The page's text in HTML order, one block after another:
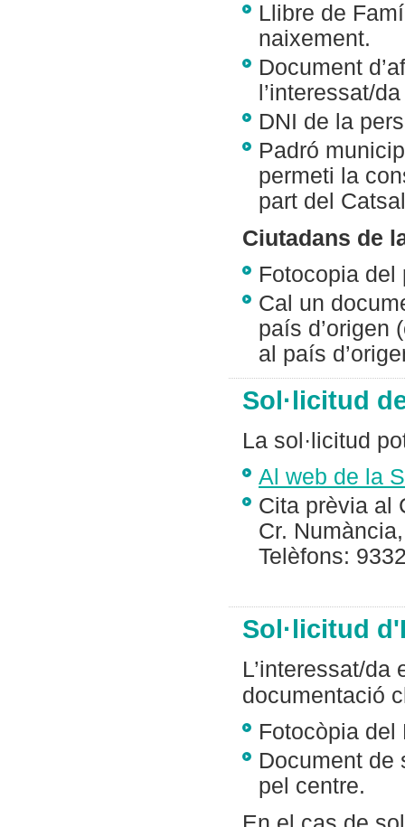
Llibre de
naixement.
Document
l’interessat/
DNI de la
Padró
permeti la
part del
Ciutadans de
Fotocopia del
Cal un
país d’origen
al país
Sol·licitud
La sol·licitud
Al web de la
Cita prèvia al
Cr.
Telèfons:
Sol·licitud
L’interessat/da
documentació
Fotocòpia del
Document de
pel centre.